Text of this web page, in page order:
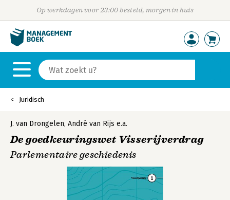
Op werkdagen voor 23:00 besteld, morgen in huis
Juridisch
J. van Drongelen, André van Rijs e.a.
De goedkeuringswet Visserijverdrag
Parlementaire geschiedenis